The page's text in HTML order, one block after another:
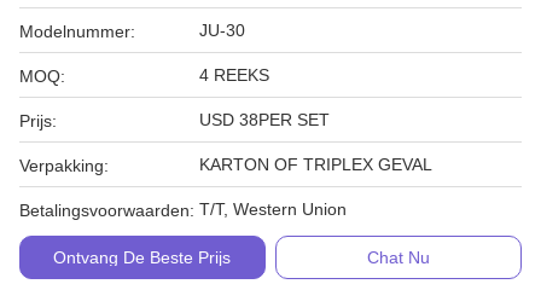
Modelnummer: JU-30
MOQ: 4 REEKS
Prijs: USD 38PER SET
Verpakking: KARTON OF TRIPLEX GEVAL
Betalingsvoorwaarden: T/T, Western Union
Ontvang De Beste Prijs Chat Nu